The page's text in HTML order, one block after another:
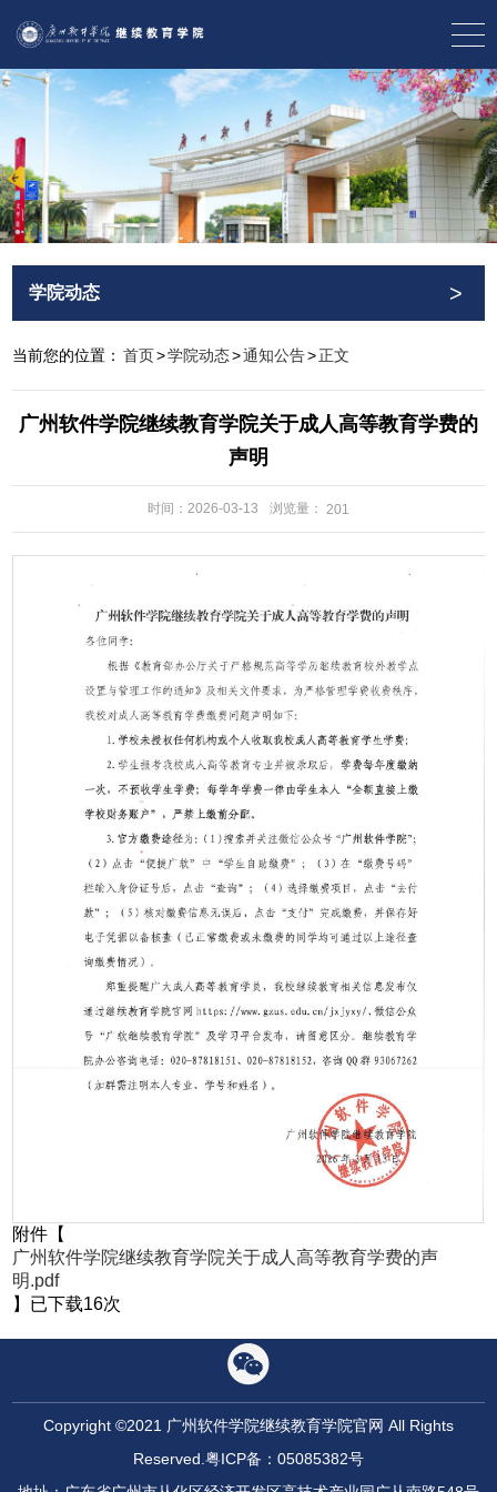
学院动态 >
当前您的位置： 首页>学院动态>通知公告>正文
广州软件学院继续教育学院关于成人高等教育学费的
声明
时间：2026-03-13 浏览量： 201
附件【
广州软件学院继续教育学院关于成人高等教育学费的声
明.pdf
】已下载16次
Copyright ©2021 广州软件学院继续教育学院官网 All Rights
Reserved. 粤ICP备：05085382号